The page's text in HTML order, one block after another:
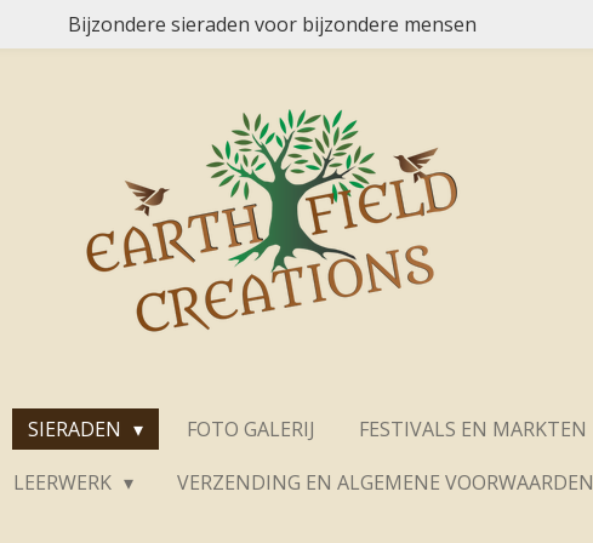
Bijzondere sieraden voor bijzondere mensen
SIERADEN FOTO GALERIJ FESTIVALS EN MARKTEN
LEERWERK VERZENDING EN ALGEMENE VOORWAARDEN